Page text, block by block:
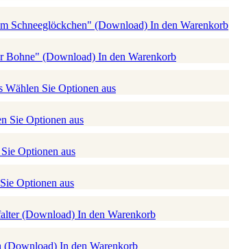
Schneeglöckchen" (Download) In den Warenkorb
Bohne" (Download) In den Warenkorb
Wählen Sie Optionen aus
Sie Optionen aus
Optionen aus
Optionen aus
(Download) In den Warenkorb
(Download) In den Warenkorb